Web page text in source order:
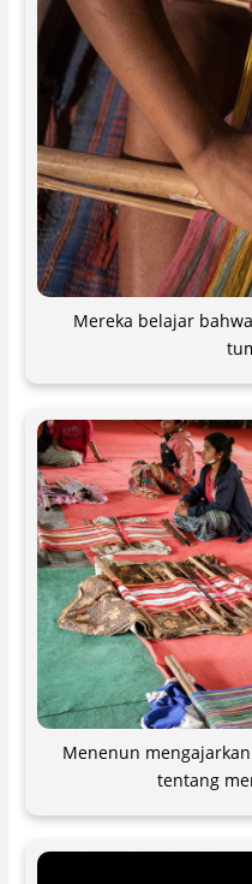
Mereka belajar
Menenun
tentang